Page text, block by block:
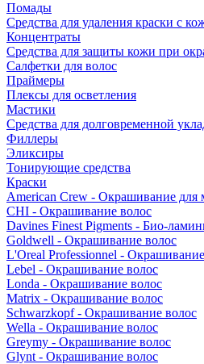
Помады
Средства для удаления краски с
Концентраты
Средства для защиты кожи при
Салфетки для волос
Праймеры
Плексы для осветления
Мастики
Средства для долговременной
Филлеры
Эликсиры
Тонирующие средства
Краски
American Crew - Окрашивание для
CHI - Окрашивание волос
Davines Finest Pigments - Био-
Goldwell - Окрашивание волос
L'Oreal Professionnel -
Lebel - Окрашивание волос
Londa - Окрашивание волос
Matrix - Окрашивание волос
Schwarzkopf - Окрашивание волос
Wella - Окрашивание волос
Greymy - Окрашивание волос
Glynt - Окрашивание волос